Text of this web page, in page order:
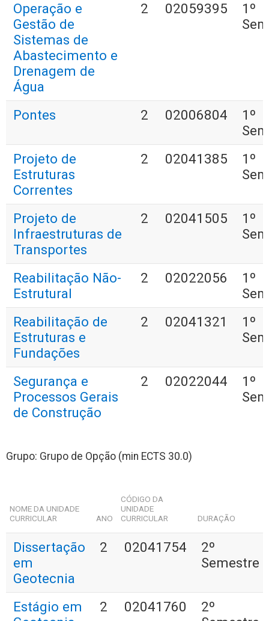
Operação e
Gestão de
Sistemas de
Abastecimento e
Drenagem de
Água
2 02059395
1º
Pontes 2 02006804
1º
Projeto de
Estruturas
Correntes
2 02041385
1º
Projeto de
Infraestruturas de
Transportes
2 02041505
1º
Reabilitação Não-
Estrutural
2 02022056
1º
Reabilitação de
Estruturas e
Fundações
2 02041321
1º
Segurança e
Processos Gerais
de Construção
2 02022044
1º
Grupo: Grupo de Opção (min ECTS 30.0)
NOME DA UNIDADE
CURRICULAR
ANO
CÓDIGO DA
UNIDADE
CURRICULAR
DURAÇÃO
Dissertação
em
Geotecnia
2 02041754
2º
Semestre
Estágio em
2 02041760
2º